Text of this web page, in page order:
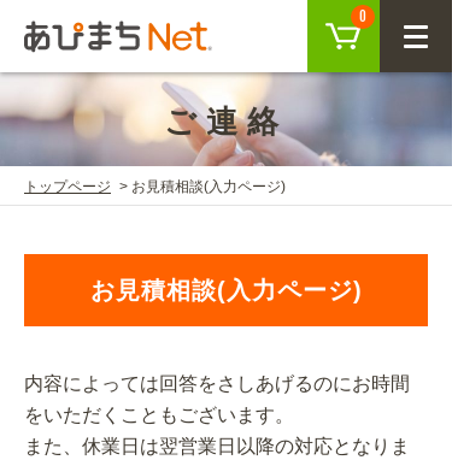
0
CLOSE
ログイン
会員登録
商品を探す
SEARCH
KEYWORD
ご利用ガイド
USER GUIDE
ご連絡
トップページ お見積相談(入力ページ)
お見積相談(入力ページ)
内容によっては回答をさしあげるのにお時間
をいただくこともございます。
また、休業日は翌営業日以降の対応となりま